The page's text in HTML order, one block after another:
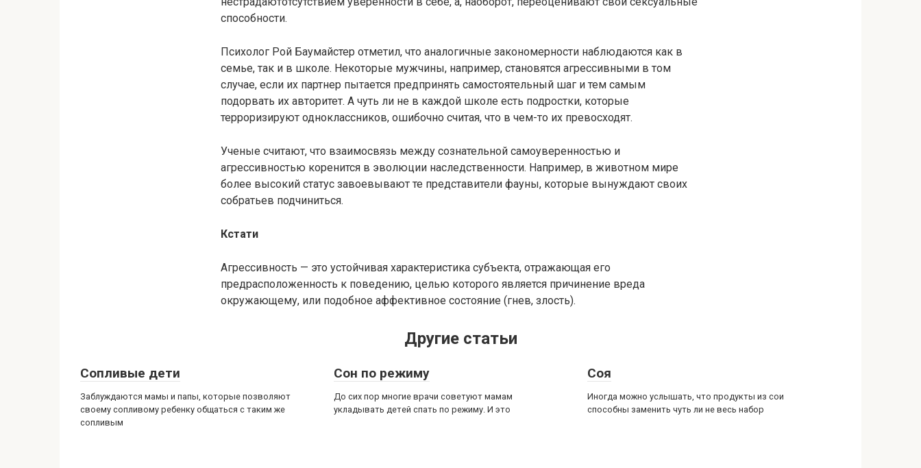
способности.
Психолог Рой Баумайстер отметил, что аналогичные закономерности наблюдаются как в
семье, так и в школе. Некоторые мужчины, например, становятся агрессивными в том
случае, если их партнер пытается предпринять самостоятельный шаг и тем самым
подорвать их авторитет. А чуть ли не в каждой школе есть подростки, которые
терроризируют одноклассников, ошибочно считая, что в чем-то их превосходят.
Ученые считают, что взаимосвязь между сознательной самоуверенностью и
агрессивностью коренится в эволюции наследственности. Например, в животном мире
более высокий статус завоевывают те представители фауны, которые вынуждают своих
собратьев подчиниться.
Кстати
Агрессивность — это устойчивая характеристика субъекта, отражающая его
предрасположенность к поведению, целью которого является причинение вреда
окружающему, или подобное аффективное состояние (гнев, злость).
Другие статьи
Сопливые дети
Заблуждаются мамы и папы, которые позволяют
своему сопливому ребенку общаться с таким же
сопливым
Сон по режиму
До сих пор многие врачи советуют мамам
укладывать детей спать по режиму. И это
Соя
Иногда можно услышать, что продукты из сои
способны заменить чуть ли не весь набор